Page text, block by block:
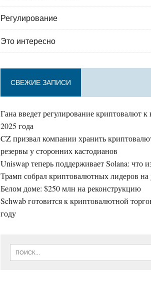
Регулирование
Это интересно
СВЕЖИЕ ЗАПИСИ
Гана введет регулирование криптовалют к
2025 года
CZ призвал компании хранить
резервы у сторонних кастодианов
Uniswap теперь поддерживает Solana: что
Трамп собрал криптовалютных лидеров
Белом доме: $250 млн на реконструкцию
Schwab готовится к криптовалютной
году